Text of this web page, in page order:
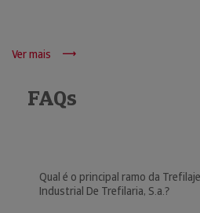
Ver mais
FAQs
Qual é o principal ramo da
Industrial De Trefilaria, S.a.?